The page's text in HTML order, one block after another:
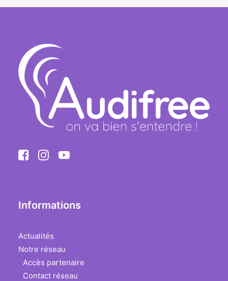
Informations
Actualités
Notre réseau
Accès partenaire
Contact réseau